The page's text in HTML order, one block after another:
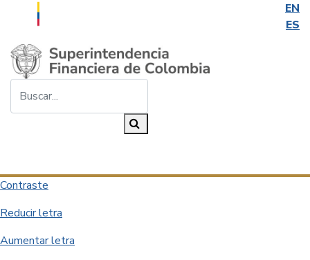
EN
ES
Saltar al contenido principal
Contraste
Reducir letra
Aumentar letra